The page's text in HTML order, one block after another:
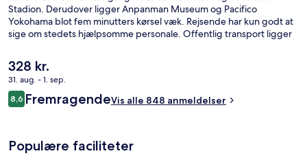
Indgang
Stadion. Derudover ligger Anpanman Museum og Pacifico
Yokohama blot fem minutters kørsel væk. Rejsende har kun godt at
sige om stedets hjælpsomme personale. Offentlig transport ligger
Nihon-Odori Station ligger 13 minutter derfra.
Den
nuværende
pris
er
328 kr.
31. aug. - 1. sep.
Anmeldelser
8,68,6 ud af 10.
FremragendeVis alle 848 anmeldelser
Populære faciliteter